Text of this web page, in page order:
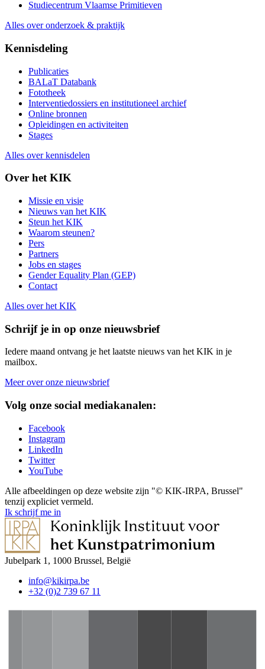
Studiecentrum Vlaamse Primitieven
Alles over onderzoek & praktijk
Kennisdeling
Publicaties
BALaT Databank
Fototheek
Interventiedossiers en institutioneel archief
Online bronnen
Opleidingen en activiteiten
Stages
Alles over kennisdelen
Over het KIK
Missie en visie
Nieuws van het KIK
Steun het KIK
Waarom steunen?
Pers
Partners
Jobs en stages
Gender Equality Plan (GEP)
Contact
Alles over het KIK
Schrijf je in op onze nieuwsbrief
Iedere maand ontvang je het laatste nieuws van het KIK in je
mailbox.
Meer over onze nieuwsbrief
Volg onze social mediakanalen:
Facebook
Instagram
LinkedIn
Twitter
YouTube
Alle afbeeldingen op deze website zijn "© KIK-IRPA, Brussel"
tenzij expliciet vermeld.
Ik schrijf me in
Jubelpark 1, 1000 Brussel, België
info@kikirpa.be
+32 (0)2 739 67 11